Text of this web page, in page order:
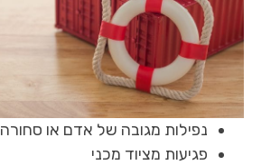
נפילות מגובה של אדם או סחורה
פגיעות מציוד מכני